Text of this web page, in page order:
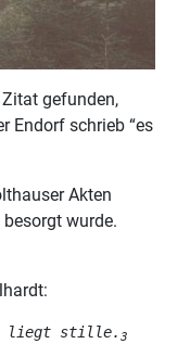
gefunden,
Endorf schrieb “es
Akten
wurde.
liegt stille. 3